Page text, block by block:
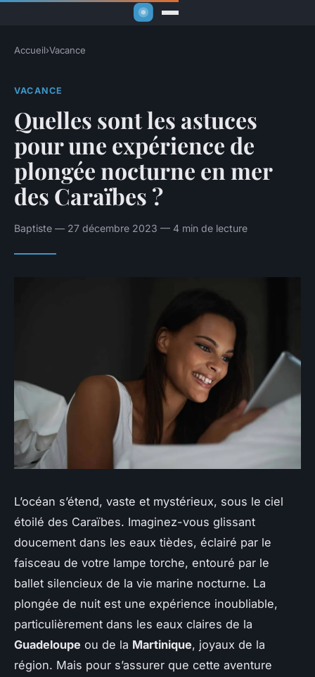
Accueil›Vacance
VACANCE
Quelles sont les astuces
pour une expérience de
plongée nocturne en mer
des Caraïbes ?
Baptiste — 27 décembre 2023 — 4 min de lecture
L’océan s’étend, vaste et mystérieux, sous le ciel
étoilé des Caraïbes. Imaginez-vous glissant
doucement dans les eaux tièdes, éclairé par le
faisceau de votre lampe torche, entouré par le
ballet silencieux de la vie marine nocturne. La
plongée de nuit est une expérience inoubliable,
particulièrement dans les eaux claires de la
Guadeloupe ou de la Martinique, joyaux de la
région. Mais pour s’assurer que cette aventure